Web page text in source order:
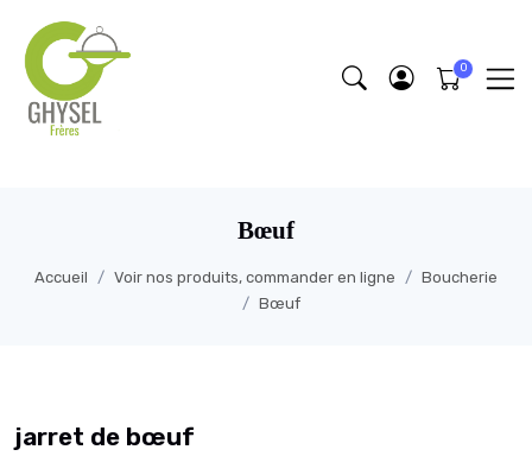
Bœuf
Accueil Voir nos produits, commander en ligne
Boucherie
Bœuf
jarret de bœuf